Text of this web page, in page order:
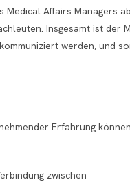
Affairs Managers
Insgesamt ist der
werden, und
Erfahrung können
zwischen